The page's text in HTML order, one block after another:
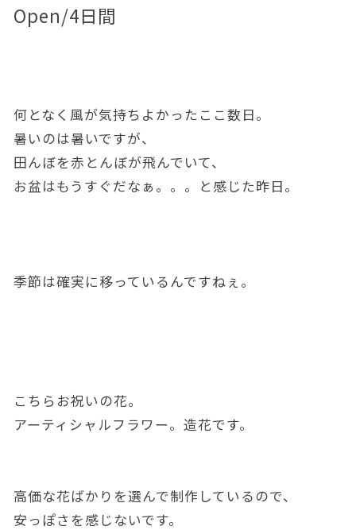
Open/4日間
何となく風が気持ちよかったここ数日。
暑いのは暑いですが、
田んぼを赤とんぼが飛んでいて、
お盆はもうすぐだなぁ。。。と感じた昨日。
季節は確実に移っているんですねぇ。
こちらお祝いの花。
アーティシャルフラワー。造花です。
高価な花ばかりを選んで制作しているので、
安っぽさを感じないです。